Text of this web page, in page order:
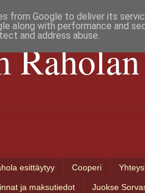
esittäytyy Cooperi
ja maksutiedot Juokse
from Google to deliver its
along with performance and
and address abuse.